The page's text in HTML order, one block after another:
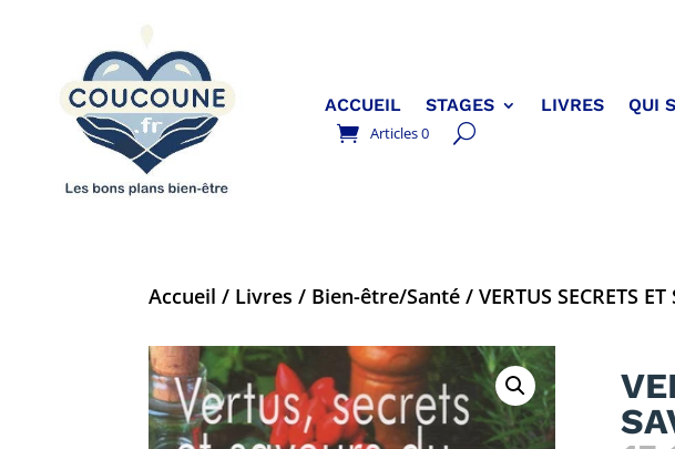
ACCUEIL STAGES LIVRES QUI
Articles 0
Accueil / Livres / Bien-être/Santé / VERTUS SECRETS